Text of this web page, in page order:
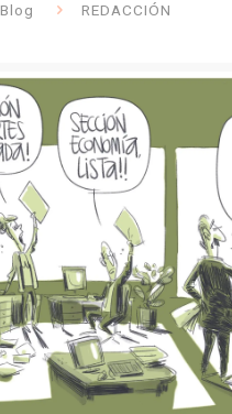
Blog REDACCIÓN